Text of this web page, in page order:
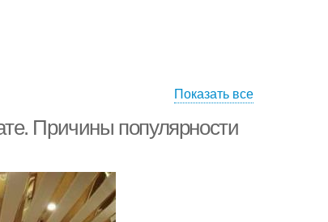
Показать все
Причины популярности